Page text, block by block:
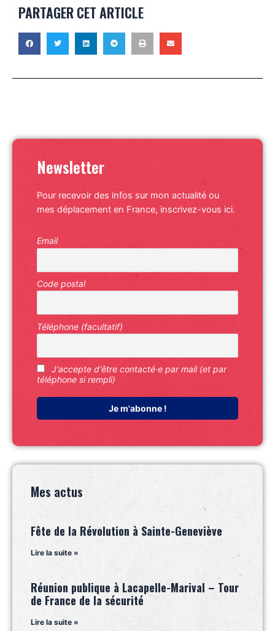
PARTAGER CET ARTICLE
Newsletter
Pour recevoir des infos sur mon actualité ou
mes déplacement en France, inscrivez-vous ici.
Email
Code postal
Téléphone (facultatif)
J'accepte d'être contacté·e par mail (et par
téléphone si rempli)
Mes actus
Fête de la Révolution à Sainte-Geneviève
Lire la suite »
Réunion publique à Lacapelle-Marival – Tour
de France de la sécurité
Lire la suite »